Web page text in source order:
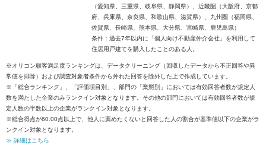
（愛知県、三重県、岐阜県、静岡県）、近畿圏（大阪府、京都
府、兵庫県、奈良県、和歌山県、滋賀県）、九州圏（福岡県、
佐賀県、長崎県、熊本県、大分県、宮崎県、鹿児島県）
条件：過去7年以内に「個人向け不動産仲介会社」を利用して
住居用戸建てを購入したことのある人。
※オリコン顧客満足度ランキングは、データクリーニング（回収したデータから不正回答や異
常値を排除）および調査対象者条件から外れた回答を除外した上で作成しています。
※「総合ランキング」、「評価項目別」、部門の「業態別」においては有効回答者数が規定人
数を満たした企業のみランクイン対象となります。その他の部門においては有効回答者数が規
定人数の半数以上の企業がランクイン対象となります。
※総合得点が60.00点以上で、他人に薦めたくないと回答した人の割合が基準値以下の企業がラ
ンクイン対象となります。
≫ 詳細はこちら